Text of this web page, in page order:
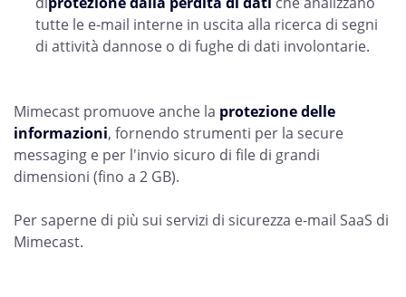
tutte le e-mail interne in uscita alla ricerca di segni
di attività dannose o di fughe di dati involontarie.
Mimecast promuove anche la protezione delle
informazioni, fornendo strumenti per la secure
messaging e per l'invio sicuro di file di grandi
dimensioni (fino a 2 GB).
Per saperne di più sui servizi di sicurezza e-mail SaaS di
Mimecast.